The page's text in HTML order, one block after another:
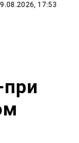
17:53